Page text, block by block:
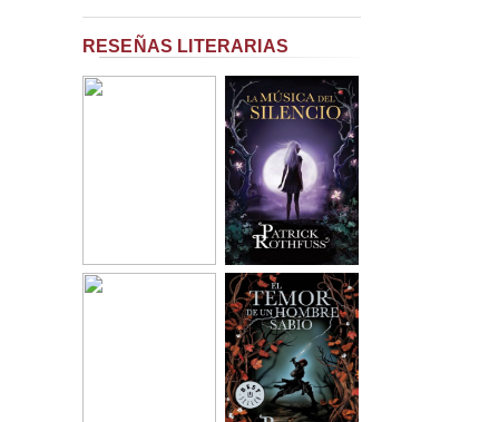
RESEÑAS LITERARIAS